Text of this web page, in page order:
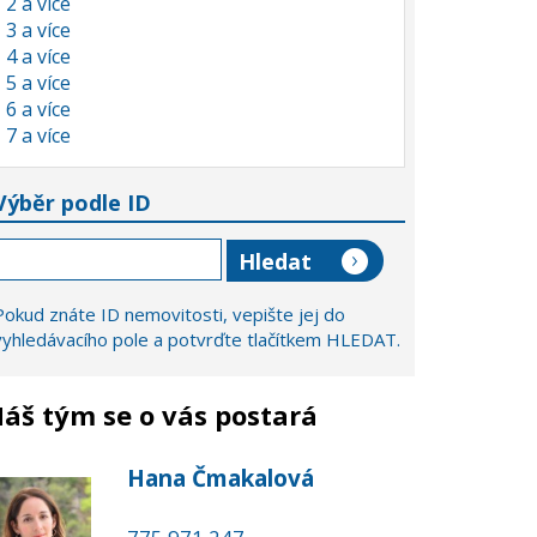
3 a více
4 a více
5 a více
6 a více
7 a více
podle ID
znáte ID nemovitosti, vepište jej do
pole a potvrďte tlačítkem HLEDAT.
tým se o vás postará
Hana Čmakalová